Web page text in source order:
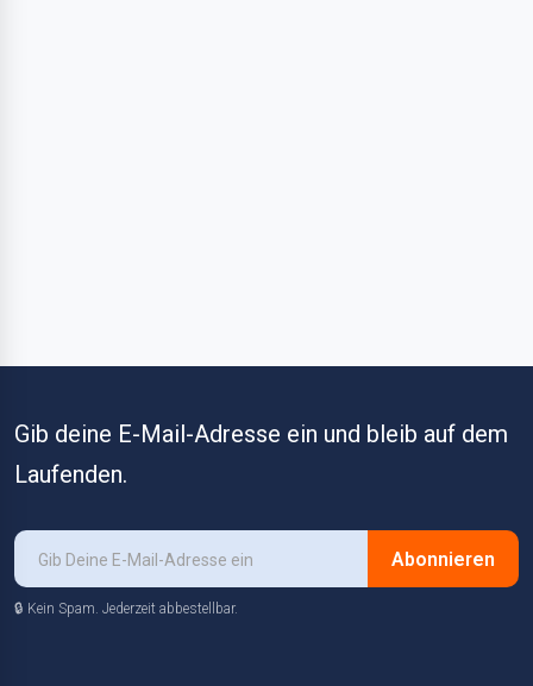
Gib deine E-Mail-Adresse ein und bleib auf dem
Laufenden.
Abonnieren
🔒 Kein Spam. Jederzeit abbestellbar.